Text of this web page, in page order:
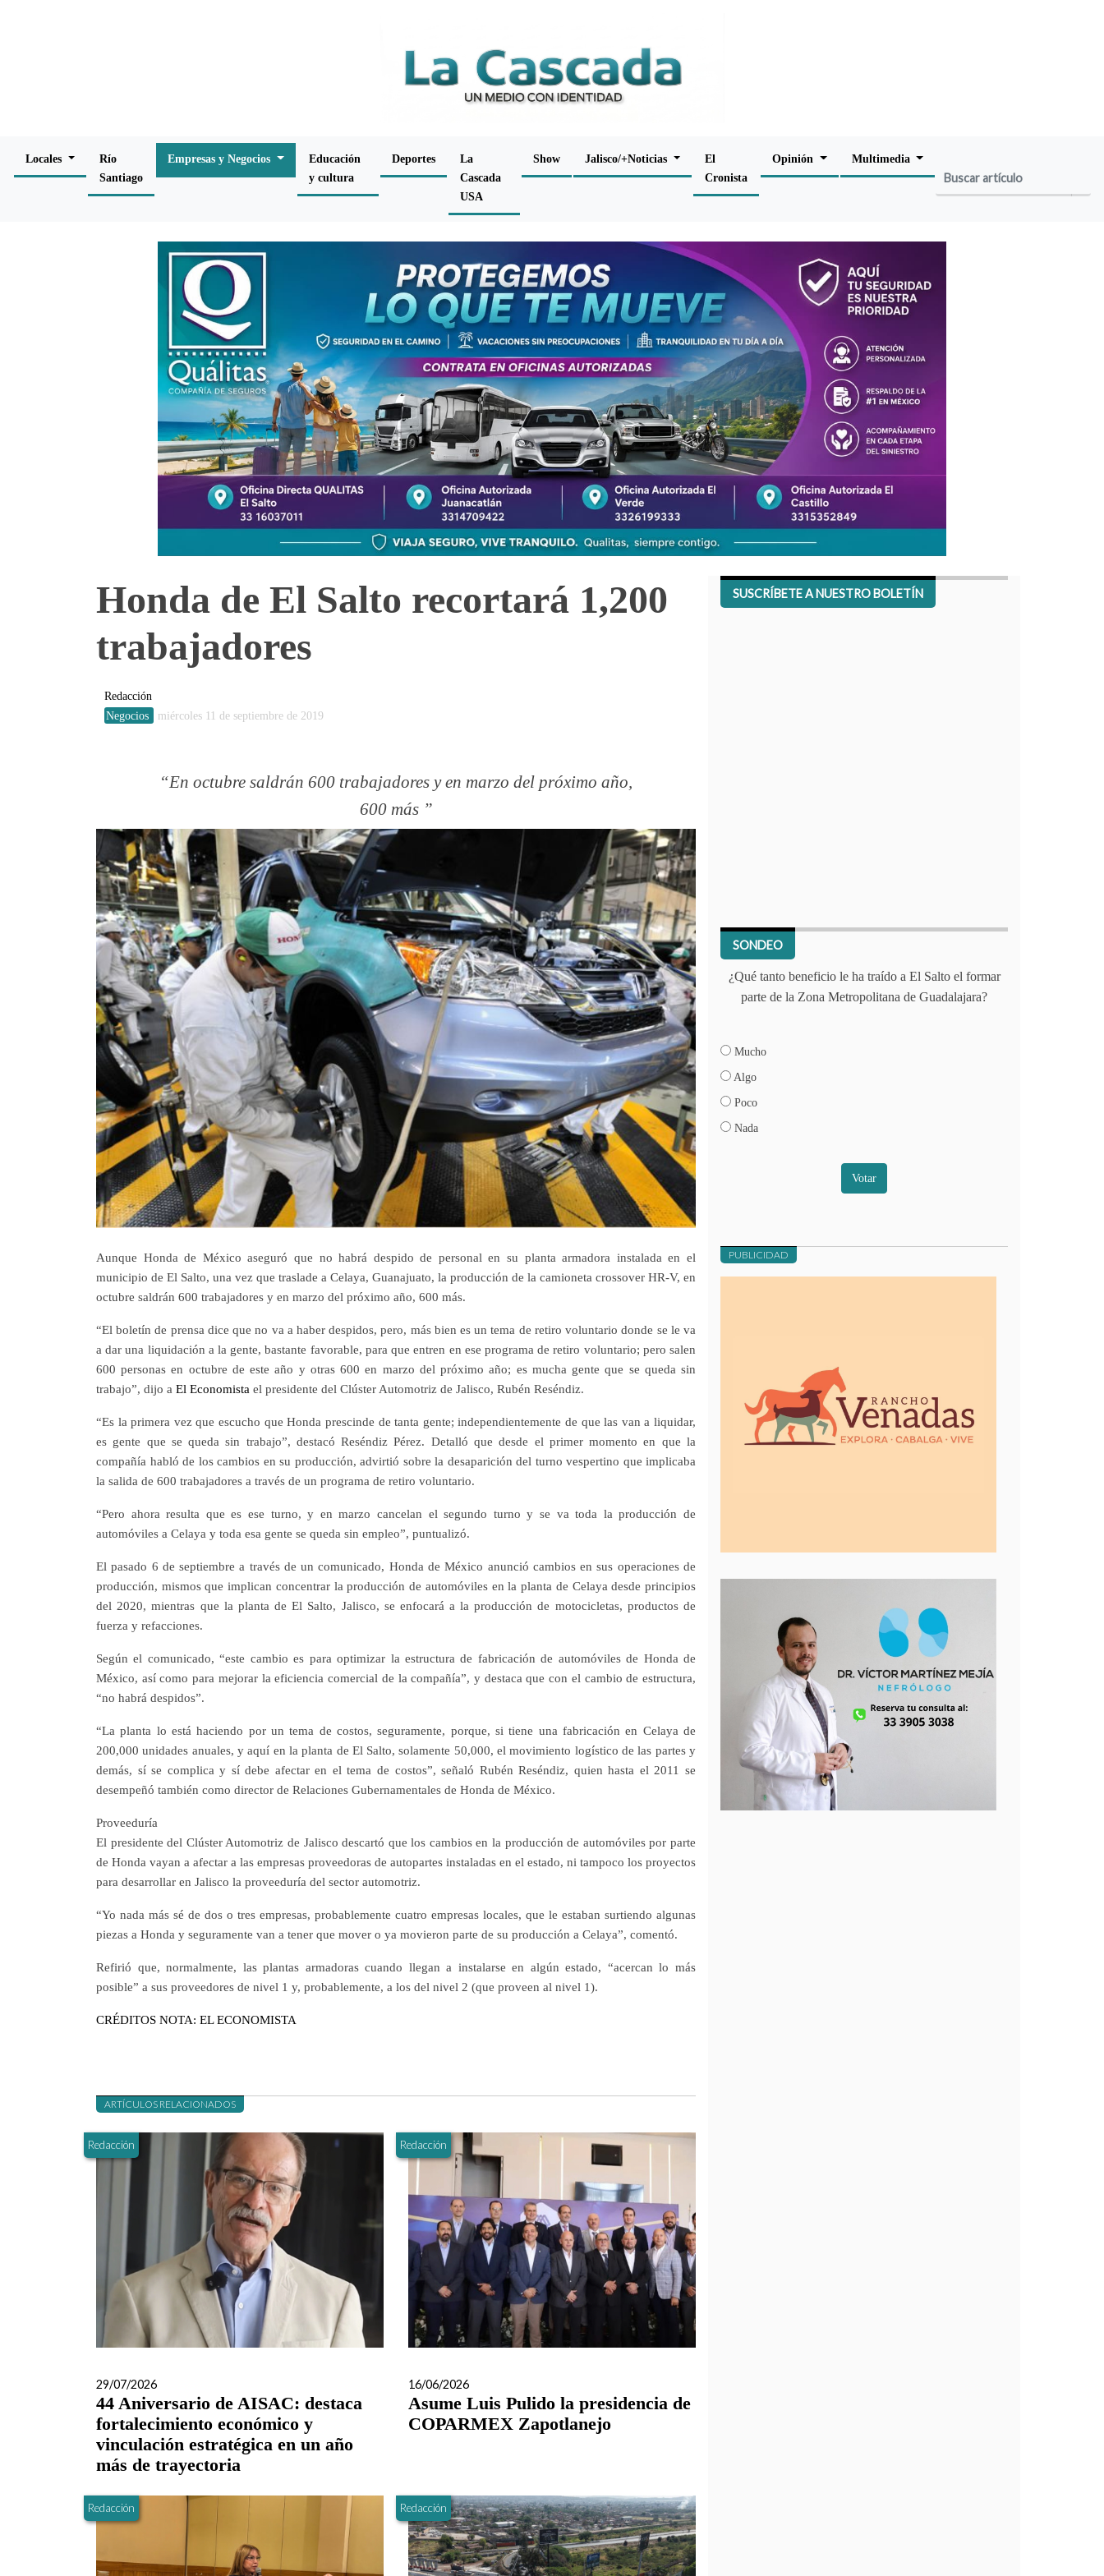
Locales
Río
Santiago
Empresas y Negocios
Educación
y cultura
Deportes
La
Cascada
USA
Show Jalisco/+Noticias
El
Cronista
Opinión Multimedia
Honda de El Salto recortará 1,200
trabajadores
Redacción
Negocios
miércoles 11 de septiembre de 2019
En octubre saldrán 600 trabajadores y en marzo del próximo año,
600 más
Aunque Honda de México aseguró que no habrá despido de personal en su planta armadora instalada en el
municipio de El Salto, una vez que traslade a Celaya, Guanajuato, la producción de la camioneta crossover HR-V, en
octubre saldrán 600 trabajadores y en marzo del próximo año, 600 más.
“El boletín de prensa dice que no va a haber despidos, pero, más bien es un tema de retiro voluntario donde se le va
a dar una liquidación a la gente, bastante favorable, para que entren en ese programa de retiro voluntario; pero salen
600 personas en octubre de este año y otras 600 en marzo del próximo año; es mucha gente que se queda sin
trabajo”, dijo a El Economista el presidente del Clúster Automotriz de Jalisco, Rubén Reséndiz.
“Es la primera vez que escucho que Honda prescinde de tanta gente; independientemente de que las van a liquidar,
es gente que se queda sin trabajo”, destacó Reséndiz Pérez. Detalló que desde el primer momento en que la
compañía habló de los cambios en su producción, advirtió sobre la desaparición del turno vespertino que implicaba
la salida de 600 trabajadores a través de un programa de retiro voluntario.
“Pero ahora resulta que es ese turno, y en marzo cancelan el segundo turno y se va toda la producción de
automóviles a Celaya y toda esa gente se queda sin empleo”, puntualizó.
El pasado 6 de septiembre a través de un comunicado, Honda de México anunció cambios en sus operaciones de
producción, mismos que implican concentrar la producción de automóviles en la planta de Celaya desde principios
del 2020, mientras que la planta de El Salto, Jalisco, se enfocará a la producción de motocicletas, productos de
fuerza y refacciones.
Según el comunicado, “este cambio es para optimizar la estructura de fabricación de automóviles de Honda de
México, así como para mejorar la eficiencia comercial de la compañía”, y destaca que con el cambio de estructura,
“no habrá despidos”.
“La planta lo está haciendo por un tema de costos, seguramente, porque, si tiene una fabricación en Celaya de
200,000 unidades anuales, y aquí en la planta de El Salto, solamente 50,000, el movimiento logístico de las partes y
demás, sí se complica y sí debe afectar en el tema de costos”, señaló Rubén Reséndiz, quien hasta el 2011 se
desempeñó también como director de Relaciones Gubernamentales de Honda de México.
Proveeduría
El presidente del Clúster Automotriz de Jalisco descartó que los cambios en la producción de automóviles por parte
de Honda vayan a afectar a las empresas proveedoras de autopartes instaladas en el estado, ni tampoco los proyectos
para desarrollar en Jalisco la proveeduría del sector automotriz.
“Yo nada más sé de dos o tres empresas, probablemente cuatro empresas locales, que le estaban surtiendo algunas
piezas a Honda y seguramente van a tener que mover o ya movieron parte de su producción a Celaya”, comentó.
Refirió que, normalmente, las plantas armadoras cuando llegan a instalarse en algún estado, “acercan lo más
posible” a sus proveedores de nivel 1 y, probablemente, a los del nivel 2 (que proveen al nivel 1).
CRÉDITOS NOTA: EL ECONOMISTA
ARTÍCULOS RELACIONADOS
Redacción
29/07/2026
44 Aniversario de AISAC: destaca
fortalecimiento económico y
vinculación estratégica en un año
más de trayectoria
Redacción
16/06/2026
Asume Luis Pulido la presidencia de
COPARMEX Zapotlanejo
Redacción Redacción
SUSCRÍBETE A NUESTRO BOLETÍN
SONDEO
¿Qué tanto beneficio le ha traído a El Salto el formar
parte de la Zona Metropolitana de Guadalajara?
Mucho
Algo
Poco
Nada
Votar
PUBLICIDAD